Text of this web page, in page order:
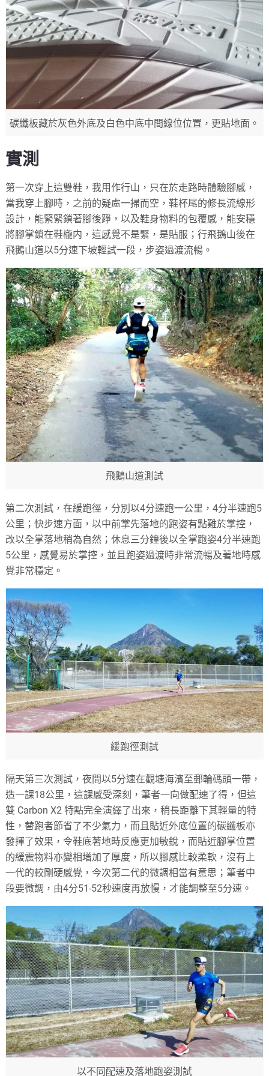
碳纖板藏於灰色外底及白色中底中間線位位置，更貼地面。
實測
第一次穿上這雙鞋，我用作行山，只在於走路時體驗腳感，
當我穿上腳時，之前的疑慮一掃而空，鞋杯尾的修長流線形
設計，能緊緊鎖著腳後踭，以及鞋身物料的包覆感，能安穩
將腳掌鎖在鞋櫳内，這感覺不是緊，是貼服；行飛鵝山後在
飛鵝山道以5分速下坡輕試一段，步姿過渡流暢。
飛鵝山道測試
第二次測試，在緩跑徑，分別以4分速跑一公里，4分半速跑5
公里；快步速方面，以中前掌先落地的跑姿有點難於掌控，
改以全掌落地稍為自然；休息三分鐘後以全掌跑姿4分半速跑
5公里，感覺易於掌控，並且跑姿過渡時非常流暢及著地時感
覺非常穩定。
緩跑徑測試
隔天第三次測試，夜間以5分速在觀塘海濱至郵輪碼頭一帶，
造一課18公里，這課感受深刻，筆者一向做配速了得，但這
雙 Carbon X2 特點完全演繹了出來，稍長距離下其輕量的特
性，替跑者節省了不少氣力，而且貼近外底位置的碳纖板亦
發揮了效果，令鞋底著地時反應更加敏銳，而貼近腳掌位置
的緩震物料亦變相增加了厚度，所以腳感比較柔軟，沒有上
一代的較剛硬感覺，今次第二代的微調相當有意思；筆者中
段要微調，由4分51-52秒速度再放慢，才能調整至5分速。
以不同配速及落地跑姿測試